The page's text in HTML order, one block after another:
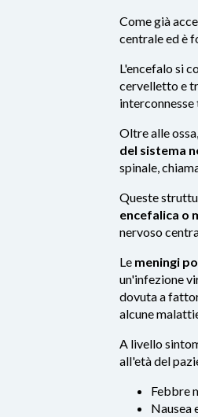
Come già
centrale ed è
L'encefalo si
cervelletto e
Oltre alle
del sistema
spinale,
Queste
encefalica o
nervoso
Le meningi
un'infezione
dovuta a
alcune
A livello
all'età del
Febbre
Nausea